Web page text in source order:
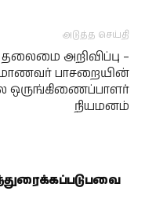
அடுத்த செய்தி
தலைமை அறிவிப்பு –
பாசறையின்
ஒருங்கிணைப்பாளர்
நியமனம்